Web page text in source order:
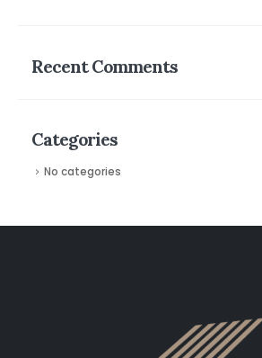
Recent Comments
Categories
No categories